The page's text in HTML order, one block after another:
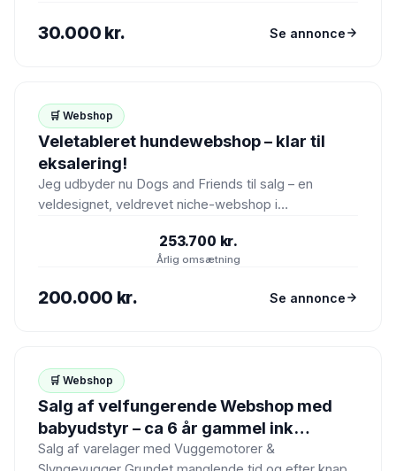
30.000 kr. Se annonce
🛒🛒 Webshop
Veletableret hundewebshop – klar til
eksalering!
Jeg udbyder nu Dogs and Friends til salg – en
veldesignet, veldrevet niche-webshop i
253.700 kr.
Årlig omsætning
200.000 kr. Se annonce
🛒🛒 Webshop
Salg af velfungerende Webshop med
babyudstyr – ca 6 år gammel ink
varelager
Salg af varelager med Vuggemotorer &